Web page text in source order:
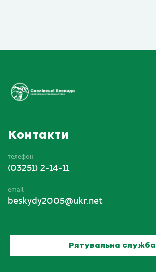
Контакти
телефон
(03251) 2-14-11
email
beskydy2005@ukr.net
Рятувальна служба